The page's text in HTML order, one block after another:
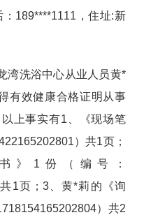
189****1111，住址:新
。
湾洗浴中心从业人员黄*
有效健康合格证明从事
上事实有1、 《现场笔
）共1页 ；
》1份（编号：
1页；3、黄*莉的《询
） 共2